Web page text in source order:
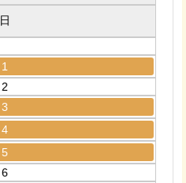
日
1
2
3
4
5
6